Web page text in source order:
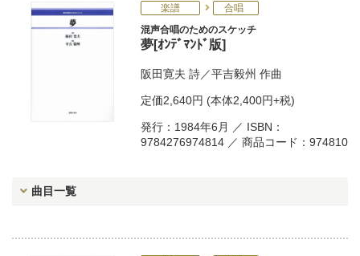
楽譜
合唱
混声合唱のためのスケッチ
夢[ｵﾝﾃﾞﾏﾝﾄﾞ版]
阪田寛夫 詩／平吉毅州 作曲
定価2,640円 (本体2,400円+税)
発行：1984年6月 ／ ISBN：
9784276974814 ／ 商品コード：974810
曲目一覧